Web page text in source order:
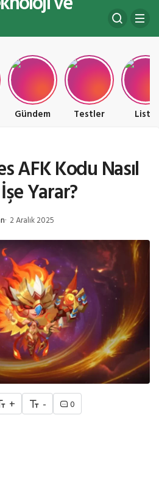
Gündem Testler Liste
AFK Kodu Nasıl
Yarar?
2 Aralık 2025
+ - 0